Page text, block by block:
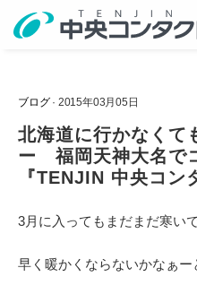
ブログ· 2015年03月05日
北海道に行かなくて
ー 福岡天神大名で
『TENJIN 中央コン
3月に入ってもまだまだ寒いで
早く暖かくならないかなぁー